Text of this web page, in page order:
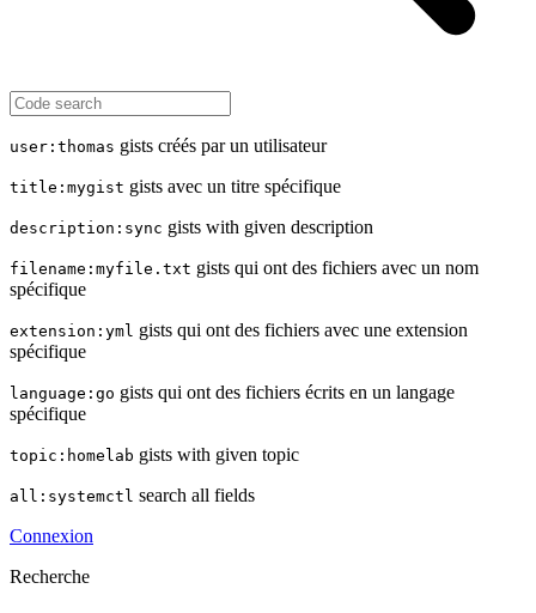
user:thomas gists créés par un utilisateur
title:mygist gists avec un titre spécifique
description:sync gists with given description
filename:myfile.txt gists qui ont des fichiers avec un nom
spécifique
extension:yml gists qui ont des fichiers avec une extension
spécifique
language:go gists qui ont des fichiers écrits en un langage
spécifique
topic:homelab gists with given topic
all:systemctl search all fields
Connexion
Recherche